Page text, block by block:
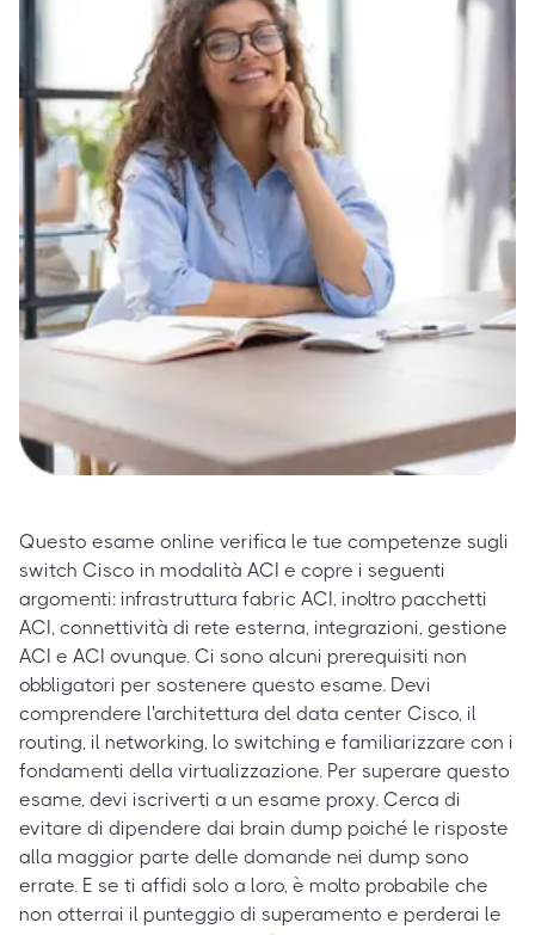
Questo esame online verifica le tue competenze sugli
switch Cisco in modalità ACI e copre i seguenti
argomenti: infrastruttura fabric ACI, inoltro pacchetti
ACI, connettività di rete esterna, integrazioni, gestione
ACI e ACI ovunque. Ci sono alcuni prerequisiti non
obbligatori per sostenere questo esame. Devi
comprendere l'architettura del data center Cisco, il
routing, il networking, lo switching e familiarizzare con i
fondamenti della virtualizzazione. Per superare questo
esame, devi iscriverti a un esame proxy. Cerca di
evitare di dipendere dai brain dump poiché le risposte
alla maggior parte delle domande nei dump sono
errate. E se ti affidi solo a loro, è molto probabile che
non otterrai il punteggio di superamento e perderai le